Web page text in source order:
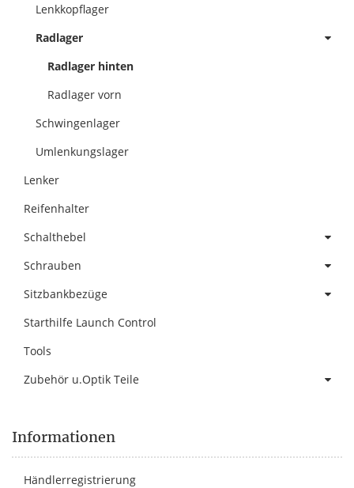
Lenkkopflager
Radlager
Radlager hinten
Radlager vorn
Schwingenlager
Umlenkungslager
Lenker
Reifenhalter
Schalthebel
Schrauben
Sitzbankbezüge
Starthilfe Launch Control
Tools
Zubehör u.Optik Teile
Informationen
Händlerregistrierung